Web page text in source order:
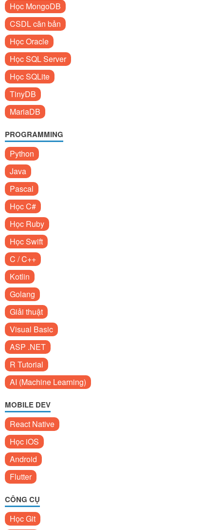
Học MongoDB
CSDL căn bản
Học Oracle
Học SQL Server
Học SQLite
TinyDB
MariaDB
PROGRAMMING
Python
Java
Pascal
Học C#
Học Ruby
Học Swift
C / C++
Kotlin
Golang
Giải thuật
Visual Basic
ASP .NET
R Tutorial
AI (Machine Learning)
MOBILE DEV
React Native
Học iOS
Android
Flutter
CÔNG CỤ
Học Git